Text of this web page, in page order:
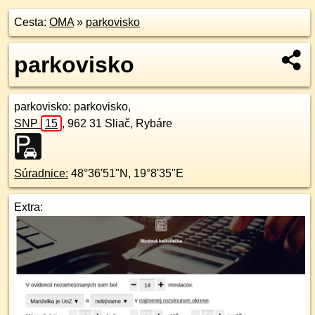
Cesta: OMA» parkovisko
parkovisko
parkovisko: parkovisko,
SNP
15 , 962 31 Sliač, Rybáre
Súradnice: 48°36'51"N , 19°8'35"E
Extra: